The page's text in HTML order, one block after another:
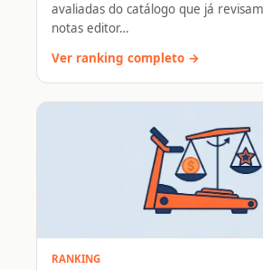
avaliadas do catálogo que já
notas editor…
Ver ranking completo →
RANKING